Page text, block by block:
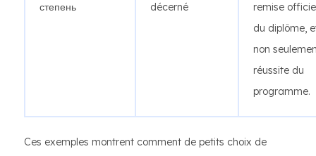
степень
décerné
remise
du diplôme,
non
réussite du
programme.
Ces exemples montrent comment de petits choix de